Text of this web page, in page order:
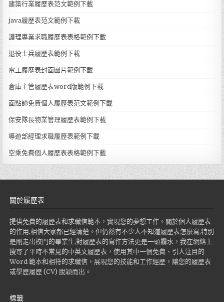
建築行業履歷表范文範例下載
java履歷表范文範例下載
護理專業求職履歷表表格範例下載
退役士兵履歷表範例下載
電工履歷表封面圖片範例下載
倉庫主管履歷表word版範例下載
面點師免費個人履歷表范文範例下載
保安隊長物業管理履歷表範例下載
導遊部經理求職履歷表範例下載
空乘免費個人履歷表表格範例下載
關於履歷表
提供免費的履歷表和求職信範本，實現您的夢想工作。關於個人履歷表
的作用,相信大家都已經清楚。但仍然有不少人不知道履歷表怎麼寫,特別
是剛走出校門的畢業生,對履歷表的寫作方法更是一頭霧水，我在網絡上
搜尋了平時不常見的中英文履歷表，使用其中一個免費、引人注目的
Word 範本和相符的求職信，展現您的技能和工作經歷，讓您的履歷表
或學歷履歷 (CV) 脫穎而出。
標籤